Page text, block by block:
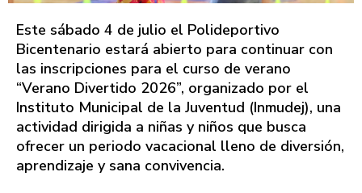
Este sábado 4 de julio el Polideportivo
Bicentenario estará abierto para continuar con
las inscripciones para el curso de verano
“Verano Divertido 2026”, organizado por el
Instituto Municipal de la Juventud (Inmudej), una
actividad dirigida a niñas y niños que busca
ofrecer un periodo vacacional lleno de diversión,
aprendizaje y sana convivencia.